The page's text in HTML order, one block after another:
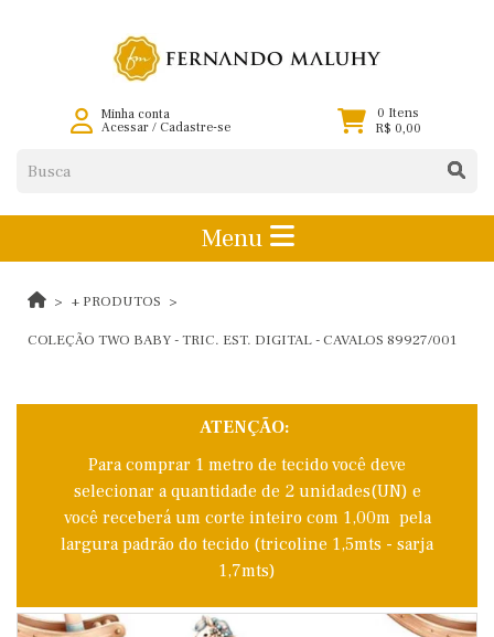
Minha conta
Acessar/ Cadastre-se
0 Itens
R$ 0,00
Menu
+ PRODUTOS
COLEÇÃO TWO BABY - TRIC. EST. DIGITAL - CAVALOS 89927/001
ATENÇÃO:
Para comprar 1 metro de tecido você deve
selecionar a quantidade de 2 unidades(UN) e
você receberá um corte inteiro com 1,00m pela
largura padrão do tecido (tricoline 1,5mts - sarja
1,7mts)